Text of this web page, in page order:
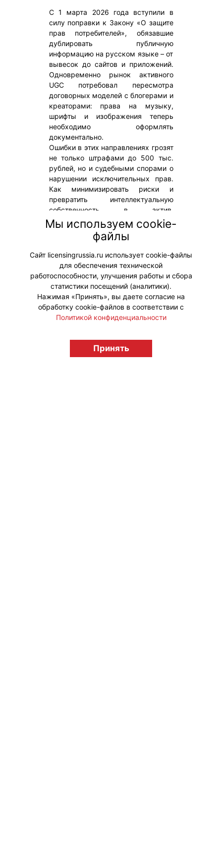
С 1 марта 2026 года вступили в
силу поправки к Закону «О защите
прав потребителей», обязавшие
дублировать публичную
информацию на русском языке – от
вывесок до сайтов и приложений.
Одновременно рынок активного
UGC потребовал пересмотра
договорных моделей с блогерами и
креаторами: права на музыку,
шрифты и изображения теперь
необходимо оформлять
документально.
Ошибки в этих направлениях грозят
не только штрафами до 500 тыс.
рублей, но и судебными спорами о
нарушении исключительных прав.
Как минимизировать риски и
превратить интеллектуальную
собственность в актив,
рассказывает Яна Долинина,
директор по PR и маркетингу
юридической компании «Медиа-
НН».
#Интервью #ЮридическиеВопросы
licensingrussia.ru, 2009-2026 12+
Мы используем cookie-
файлы
Сайт licensingrussia.ru использует cookie-файлы
для обеспечения технической
работоспособности, улучшения работы и сбора
статистики посещений (аналитики).
Нажимая «Принять», вы даете согласие на
обработку cookie-файлов в соответствии с
Политикой конфиденциальности
Принять